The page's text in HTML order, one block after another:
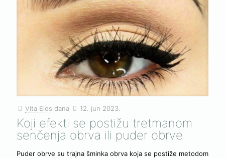
Vita Elos dana 12. jun 2023.
Koji efekti se postižu tretmanom
senčenja obrva ili puder obrve
Puder obrve su trajna šminka obrva koja se postiže metodom